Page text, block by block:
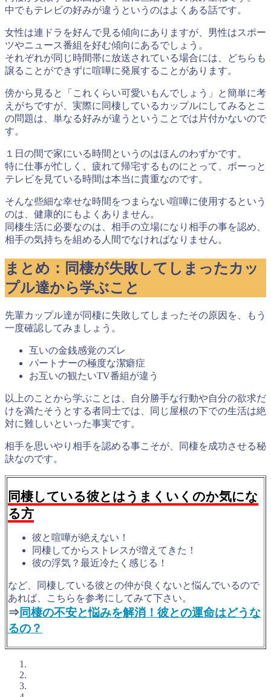
中でもテレビの好みが違うというのはよくある話です。
女性は連ドラを好んで見る傾向にありますが、男性はスポー
ツやニュース番組を好む傾向にあるでしょう。
それぞれが同じ時間帯に放送されている場合には、どちらも
譲ることができずに喧嘩に発展することがあります。
傍から見ると「これくらい可愛いもんでしょう」と簡単に考
えがちですが、実際に同棲しているカップルにしてみるとこ
の問題は、単なる好みが違うということでは片付かないので
す。
１日の間で家にいる時間というのはほんのわずかです。
特に仕事が忙しく、疲れて帰宅するものにとって、ボーっと
テレビを見ている時間は本当に貴重なのです。
そんな些細な幸せな時間をつまらない喧嘩に使用するという
のは、健康的にもよくありません。
同棲生活に必要なのは、相手の立場になり相手の事を認め、
相手の気持ちを組める人間でなければなりません。
まとめ：同棲が失敗してしまったカッ
プル達から学ぶこと
先輩カップル達が同棲に失敗してしまったその原因を、もう
一度確認してみましょう。
互いの金銭感覚のズレ
パートナーの極度な潔癖症
お互いの観たいTV番組が違う
以上のことから学ぶことは、
自分勝手な行動や自分の欲求だ
けを満たそうとする者同士では、同じ屋根の下での生活は絶
対に難しいといった事実です。
相手を思いやり相手を認める事こそが、同棲を成功させる秘
訣なのです。
同棲している彼とはうまくいくのか気にな
る方
彼と喧嘩が絶えない！
同棲してからストレスが増えてきた！
彼の浮気？最近冷たく感じる！
など、同棲している彼との仲が良くないと悩んでいるので
あれば、こちらを参考にしてみて下さい。
⇒同棲の不安と悩みを解消！彼との運命はどうな
るの？